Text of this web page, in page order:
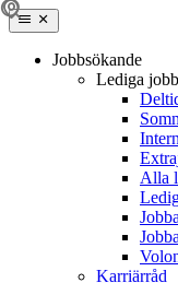
Jobbsökande
Lediga jobb
Alla
Karriärråd